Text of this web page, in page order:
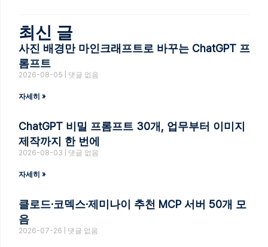
최신 글
사진 배경만 마인크래프트로 바꾸는 ChatGPT 프
롬프트
2026-08-05 댓글 없음
자세히 »
ChatGPT 비밀 프롬프트 30개, 업무부터 이미지
제작까지 한 번에
2026-08-03 댓글 없음
자세히 »
클로드·코덱스·제미나이 추천 MCP 서버 50개 모
음
2026-07-26 댓글 없음